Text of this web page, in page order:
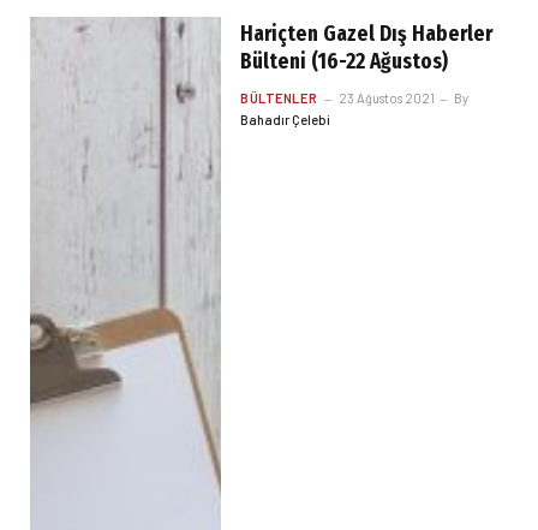
Hariçten Gazel Dış Haberler
Bülteni (16-22 Ağustos)
BÜLTENLER 23 Ağustos 2021
By
Bahadır Çelebi